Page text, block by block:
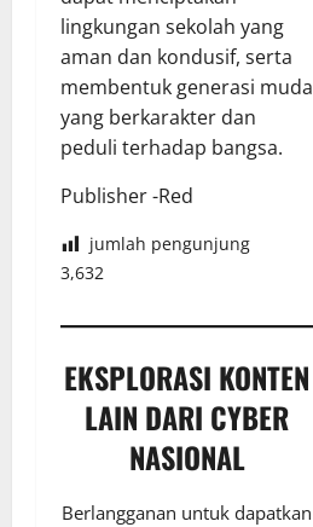
lingkungan sekolah yang
aman dan kondusif, serta
membentuk generasi muda
yang berkarakter dan
peduli terhadap bangsa.
Publisher -Red
jumlah pengunjung
3,632
EKSPLORASI KONTEN
LAIN DARI CYBER
NASIONAL
Berlangganan untuk dapatkan